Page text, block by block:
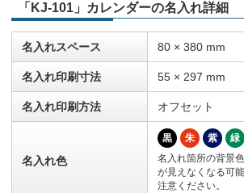
「KJ-101」カレンダーの名入れ詳細
名入れスペース 80 × 380 mm
名入れ印刷寸法 55 × 297 mm
名入れ印刷方法 オフセット
名入れ色
黒 朱 紫 緑
名入れ箇所の背景
が見えなくなる可
注意ください。